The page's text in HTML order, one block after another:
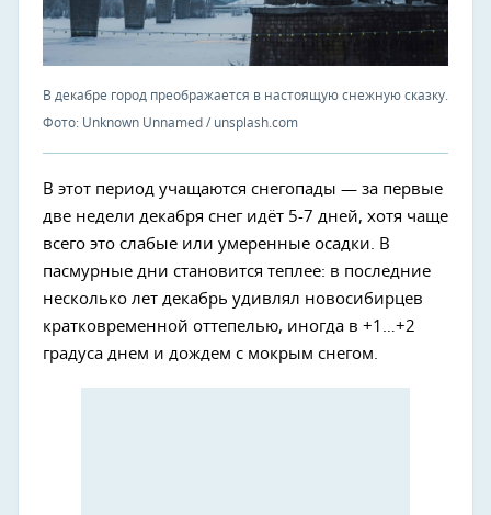
В декабре город преображается в настоящую снежную сказку.
Фото: Unknown Unnamed / unsplash.com
В этот период учащаются снегопады — за первые
две недели декабря снег идёт 5-7 дней, хотя чаще
всего это слабые или умеренные осадки. В
пасмурные дни становится теплее: в последние
несколько лет декабрь удивлял новосибирцев
кратковременной оттепелью, иногда в +1…+2
градуса днем и дождем с мокрым снегом.